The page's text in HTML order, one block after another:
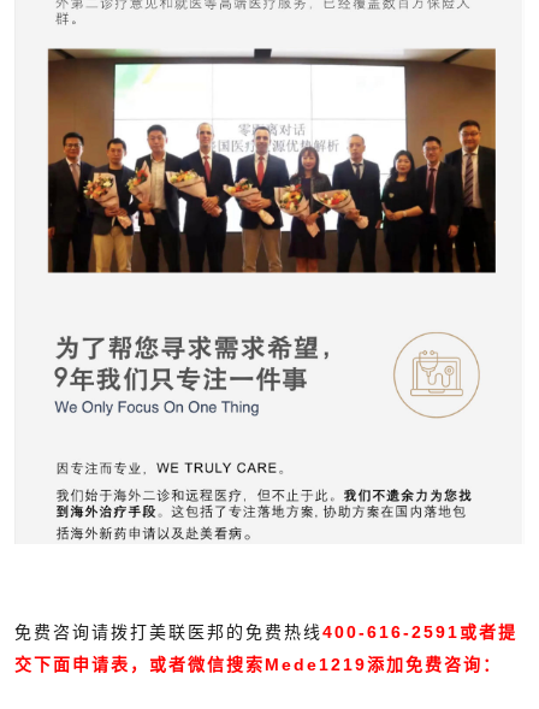
免费咨询请拨打美联医邦的免费热线400-616-2591或者提
交下面申请表，或者微信搜索Mede1219添加免费咨询：